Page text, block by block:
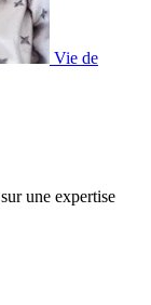
Vie de
une expertise